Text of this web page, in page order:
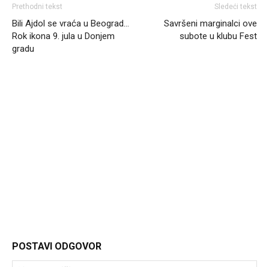
Prethodni tekst
Bili Ajdol se vraća u Beograd…
Rok ikona 9. jula u Donjem
gradu
Sledeći tekst
Savršeni marginalci ove
subote u klubu Fest
POSTAVI ODGOVOR